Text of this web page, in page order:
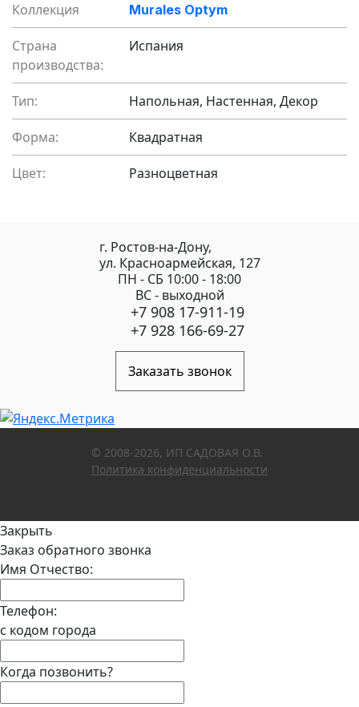
Коллекция Murales Optym
Страна
производства:
Испания
Тип: Напольная, Настенная, Декор
Форма: Квадратная
Цвет: Разноцветная
г. Ростов-на-Дону,
ул. Красноармейская, 127
ПН - СБ 10:00 - 18:00
ВС - выходной
+7 908 17-911-19
+7 928 166-69-27
Заказать звонок
© 2008-2026, ИП САДОВАЯ О.В.
Политика конфиденциальности
Закрыть
Заказ обратного звонка
Имя Отчество:
Телефон:
с кодом города
Когда позвонить?